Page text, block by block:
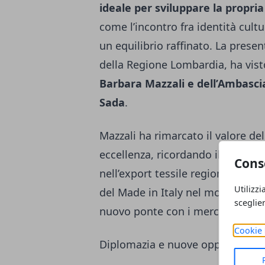
Cookie
ideale per sviluppare la
come l’incontro fra identità
un equilibrio raffinato. La
della Regione Lombardia, ha
Barbara Mazzali e
Sada.
Mazzali ha rimarcato il valore
eccellenza, ricordando il peso
nell’export tessile regionale. Un
del Made in Italy nel mondo e
nuovo ponte con i mercati del
Diplomazia e nuove opportunità